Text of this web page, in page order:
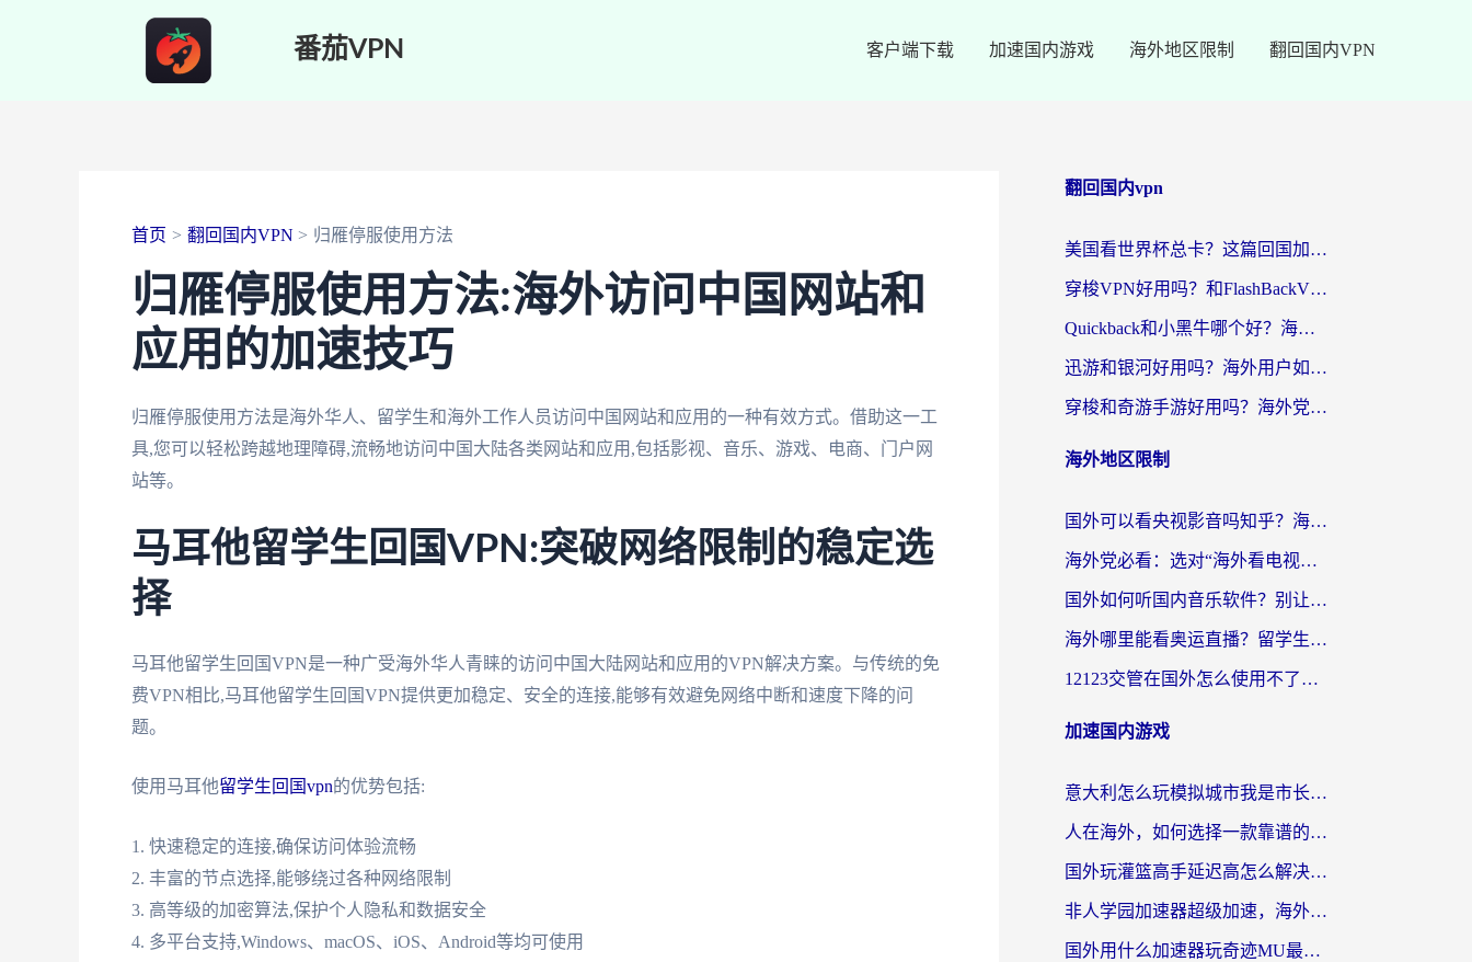
番茄VPN 客户端下载 加速国内游戏 海外地区限制 翻回国内VPN
首页 翻回国内VPN 归雁停服使用方法
归雁停服使用方法:海外访问中国网站和
应用的加速技巧
归雁停服使用方法是海外华人、留学生和海外工作人员访问中国网站和应用的一种有效方式。借助这一工
具,您可以轻松跨越地理障碍,流畅地访问中国大陆各类网站和应用,包括影视、音乐、游戏、电商、门户网
站等。
马耳他留学生回国VPN:突破网络限制的稳定选
择
马耳他留学生回国VPN是一种广受海外华人青睐的访问中国大陆网站和应用的VPN解决方案。与传统的免
费VPN相比,马耳他留学生回国VPN提供更加稳定、安全的连接,能够有效避免网络中断和速度下降的问
题。
使用马耳他留学生回国vpn的优势包括:
1. 快速稳定的连接,确保访问体验流畅
2. 丰富的节点选择,能够绕过各种网络限制
3. 高等级的加密算法,保护个人隐私和数据安全
4. 多平台支持,Windows、macOS、iOS、Android等均可使用
翻回国内vpn
美国看世界杯总卡？这篇回国加速器指南帮你无缝刷国内资源（附苹果手机VPN设置步骤）
穿梭VPN好用吗？和FlashBackVPN对比哪个回国效果更好？
Quickback和小黑牛哪个好？海外党亲测指南，选对回国加速器秒回国内
迅游和银河好用吗？海外用户如何选择回国加速器实现无缝访问国内资源
穿梭和奇游手游好用吗？海外党亲测3款回国加速器，附蜜蜂加速器七天试用攻略
海外地区限制
国外可以看央视影音吗知乎？海外党亲测有效的回国加速方案
海外党必看：选对“海外看电视剧软件”，再也不用愁国内剧刷不了
国外如何听国内音乐软件？别让地域限制，断了你的中文歌单
海外哪里能看奥运直播？留学生&海外华人必看的体育赛事观赛终极指南
12123交管在国外怎么使用不了？海外华人必看的无缝访问国内资源指南
加速国内游戏
意大利怎么玩模拟城市我是市长？海外党国服游戏加速终极攻略（附三国3量子特攻解决办法）
人在海外，如何选择一款靠谱的玩剑灵2加速器？
国外玩灌篮高手延迟高怎么解决？海外玩家国服游戏加速终极指南
非人学园加速器超级加速，海外玩家重返国服的通行证
国外用什么加速器玩奇迹MU最好？2026海外玩家国服游戏加速全攻略